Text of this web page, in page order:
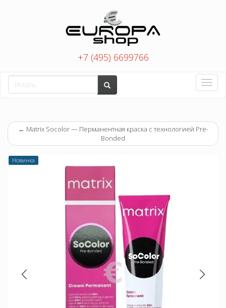
+7 (495) 6699766
Toggle
← Matrix Socolor — Перманентная краска с технологией Pre-
Bonded
Новинка